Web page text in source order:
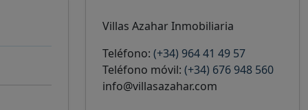
Villas Azahar Inmobiliaria
Teléfono: (+34) 964 41 49 57
Teléfono móvil: (+34) 676 948 560
info@villasazahar.com